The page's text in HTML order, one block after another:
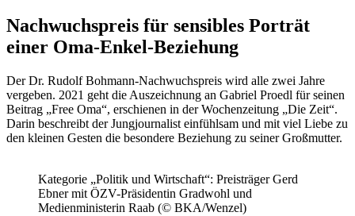
Nachwuchspreis für sensibles Porträt
einer Oma-Enkel-Beziehung
Der Dr. Rudolf Bohmann-Nachwuchspreis wird alle zwei Jahre
vergeben. 2021 geht die Auszeichnung an Gabriel Proedl für seinen
Beitrag „Free Oma“, erschienen in der Wochenzeitung „Die Zeit“.
Darin beschreibt der Jungjournalist einfühlsam und mit viel Liebe zu
den kleinen Gesten die besondere Beziehung zu seiner Großmutter.
Kategorie „Politik und Wirtschaft“: Preisträger Gerd
Ebner mit ÖZV-Präsidentin Gradwohl und
Medienministerin Raab (© BKA/Wenzel)